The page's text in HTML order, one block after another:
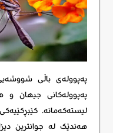
پەپوولەی باڵی
پەپوولەکانی جیهان و
لیستەکەمانه.
هەندێک لە جوانترین